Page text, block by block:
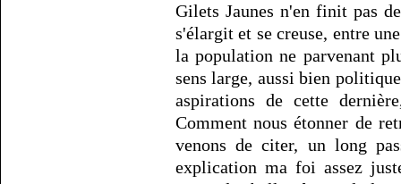
Gilets Jaunes n'en finit pas
s'élargit et se creuse, entre
la population ne parvenant
sens large, aussi bien
aspirations de cette
Comment nous étonner de
venons de citer, un long
explication ma foi assez